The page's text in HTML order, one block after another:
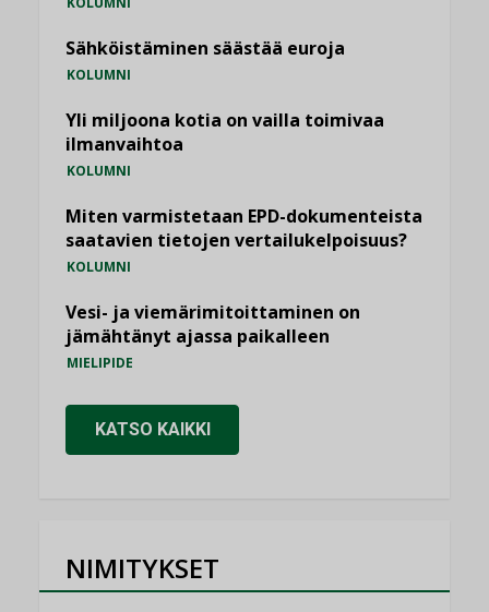
Sähköistäminen säästää euroja
KOLUMNI
Yli miljoona kotia on vailla toimivaa
ilmanvaihtoa
KOLUMNI
Miten varmistetaan EPD-dokumenteista
saatavien tietojen vertailukelpoisuus?
KOLUMNI
Vesi- ja viemärimitoittaminen on
jämähtänyt ajassa paikalleen
MIELIPIDE
KATSO KAIKKI
NIMITYKSET